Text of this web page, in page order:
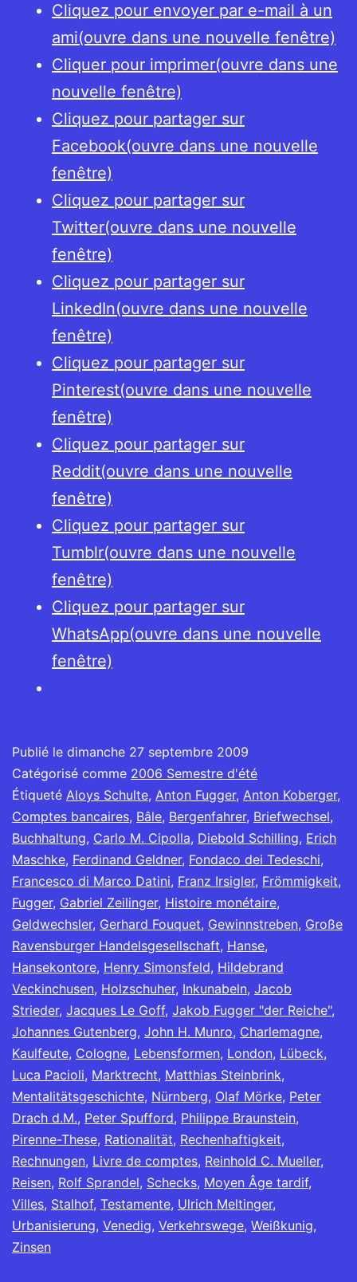
Moyen
Âge
tardif
Cliquez pour envoyer par e-mail à un
ami(ouvre dans une nouvelle fenêtre)
Cliquer pour imprimer(ouvre dans une
nouvelle fenêtre)
Cliquez pour partager sur
Facebook(ouvre dans une nouvelle
fenêtre)
Cliquez pour partager sur
Twitter(ouvre dans une nouvelle
fenêtre)
Cliquez pour partager sur
LinkedIn(ouvre dans une nouvelle
fenêtre)
Cliquez pour partager sur
Pinterest(ouvre dans une nouvelle
fenêtre)
Cliquez pour partager sur
Reddit(ouvre dans une nouvelle
fenêtre)
Cliquez pour partager sur
Tumblr(ouvre dans une nouvelle
fenêtre)
Cliquez pour partager sur
WhatsApp(ouvre dans une nouvelle
fenêtre)
Publié le dimanche 27 septembre 2009
Catégorisé comme 2006 Semestre d'été
Étiqueté Aloys Schulte, Anton Fugger, Anton Koberger,
Comptes bancaires, Bâle, Bergenfahrer, Briefwechsel,
Buchhaltung, Carlo M. Cipolla, Diebold Schilling, Erich
Maschke, Ferdinand Geldner, Fondaco dei Tedeschi,
Francesco di Marco Datini, Franz Irsigler, Frömmigkeit,
Fugger, Gabriel Zeilinger, Histoire monétaire,
Geldwechsler, Gerhard Fouquet, Gewinnstreben, Große
Ravensburger Handelsgesellschaft, Hanse,
Hansekontore, Henry Simonsfeld, Hildebrand
Veckinchusen, Holzschuher, Inkunabeln, Jacob
Strieder, Jacques Le Goff, Jakob Fugger "der Reiche",
Johannes Gutenberg, John H. Munro, Charlemagne,
Kaulfeute, Cologne, Lebensformen, London, Lübeck,
Luca Pacioli, Marktrecht, Matthias Steinbrink,
Mentalitätsgeschichte, Nürnberg, Olaf Mörke, Peter
Drach d.M., Peter Spufford, Philippe Braunstein,
Pirenne-These, Rationalität, Rechenhaftigkeit,
Rechnungen, Livre de comptes, Reinhold C. Mueller,
Reisen, Rolf Sprandel, Schecks, Moyen Âge tardif,
Villes, Stalhof, Testamente, Ulrich Meltinger,
Urbanisierung, Venedig, Verkehrswege, Weißkunig,
Zinsen